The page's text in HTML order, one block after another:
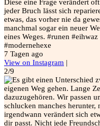
Diese eine Frage verändert
jeder Bruch lässt sich
etwas, das vorher nie da
manchmal sogar ein neuer
eines Weges. #runen
#modernehexe
7 Tagen ago
View on Instagram |
2/9